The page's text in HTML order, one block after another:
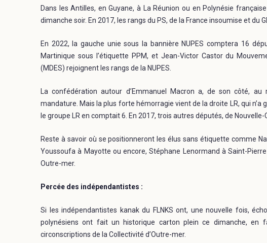
Dans les Antilles, en Guyane, à La Réunion ou en Polynésie
dimanche soir. En 2017, les rangs du PS, de la France insoumise et du
En 2022, la gauche unie sous la bannière NUPES comptera 16
Martinique sous l’étiquette PPM, et Jean-Victor Castor du
(MDES) rejoignent les rangs de la NUPES.
La confédération autour d’Emmanuel Macron a, de son côté,
mandature. Mais la plus forte hémorragie vient de la droite LR, qui n’a
le groupe LR en comptait 6. En 2017, trois autres députés, de Nouvelle-
Reste à savoir où se positionneront les élus sans étiquette comme
Youssoufa à Mayotte ou encore, Stéphane Lenormand à Saint-
Outre-mer.
Percée des indépendantistes :
Si les indépendantistes kanak du FLNKS ont, une nouvelle fois,
polynésiens ont fait un historique carton plein ce dimanche, en
circonscriptions de la Collectivité d’Outre-mer.